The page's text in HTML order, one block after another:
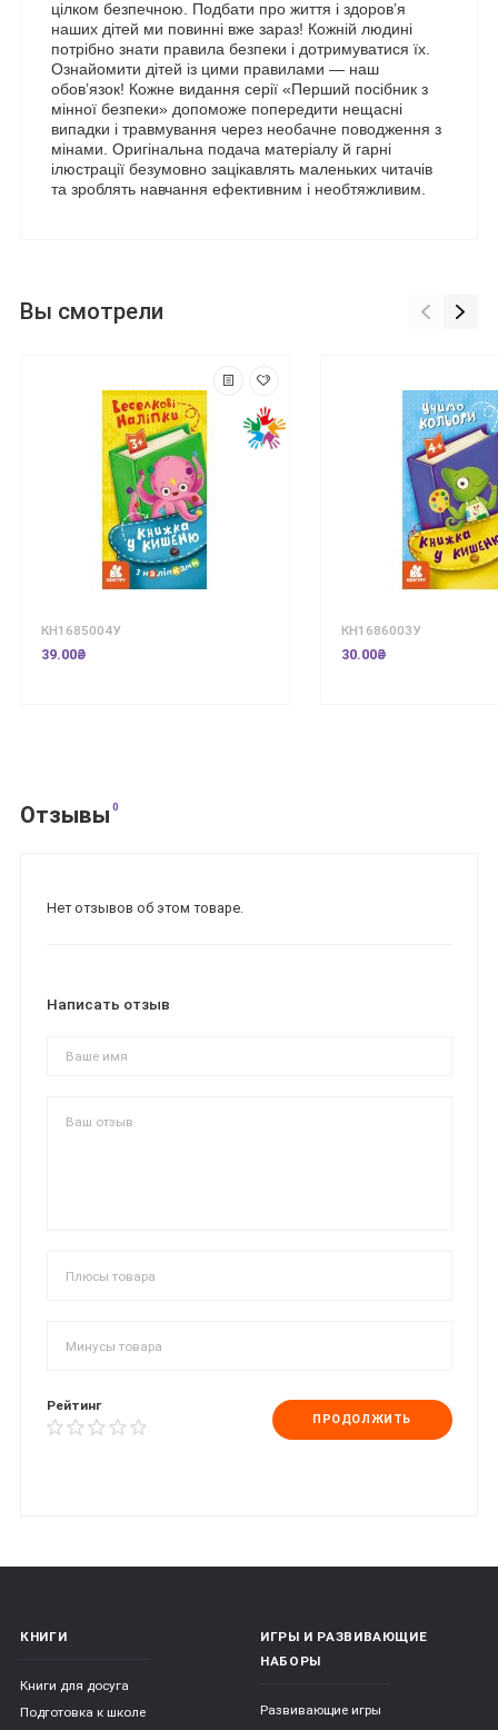
цілком безпечною. Подбати про життя і здоров’я
наших дітей ми повинні вже зараз! Кожній людині
потрібно знати правила безпеки і дотримуватися їх.
Ознайомити дітей із цими правилами — наш
обов’язок! Кожне видання серії «Перший посібник з
мінної безпеки» допоможе попередити нещасні
випадки і травмування через необачне поводження з
мінами. Оригінальна подача матеріалу й гарні
ілюстрації безумовно зацікавлять маленьких читачів
та зроблять навчання ефективним і необтяжливим.
Вы смотрели
КН1685004У
39.00₴
КН1686003У
30.00₴
Отзывы 0
Нет отзывов об этом товаре.
Написать отзыв
Рейтинг
ПРОДОЛЖИТЬ
КНИГИ
Книги для досуга
Подготовка к школе
ИГРЫ И РАЗВИВАЮЩИЕ
НАБОРЫ
Развивающие игры